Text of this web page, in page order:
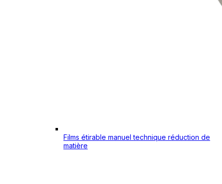
Films étirable manuel technique réduction de
matière